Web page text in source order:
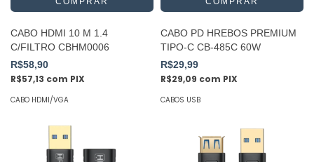
CABO HDMI 10 M 1.4
C/FILTRO CBHM0006
R$58,90
R$57,13 com PIX
CABO HDMI/VGA
CABO PD HREBOS PREMIUM
TIPO-C CB-485C 60W
R$29,99
R$29,09 com PIX
CABOS USB